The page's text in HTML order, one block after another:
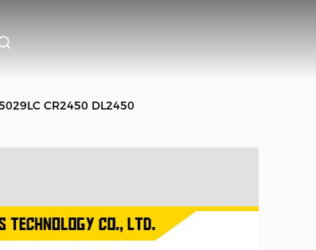
CR2450 DL2450